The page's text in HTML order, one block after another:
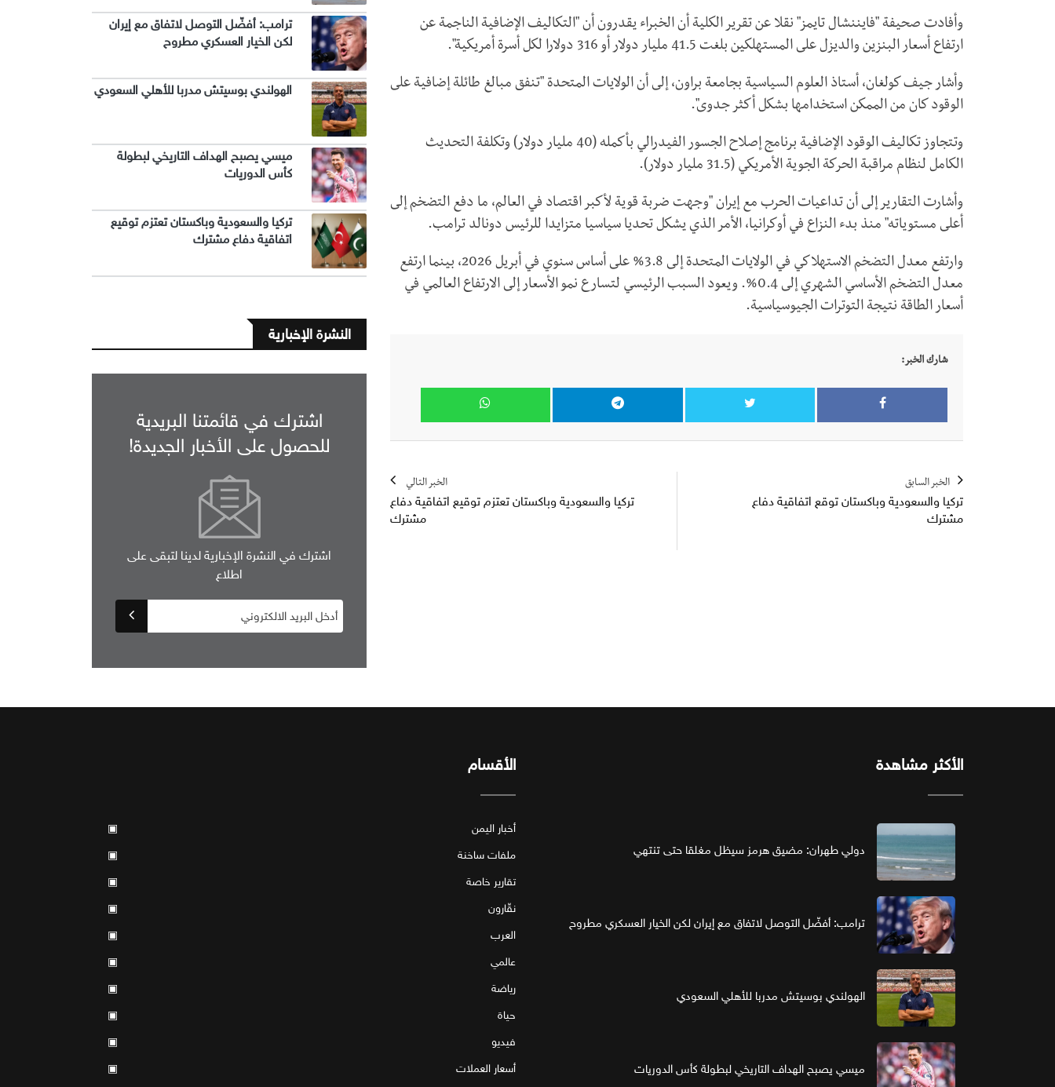
وأفادت صحيفة "فايننشال تايمز" نقلا عن تقرير الكلية أن الخبراء يقدرون أن "التكاليف الإضافية الناجمة عن
ارتفاع أسعار البنزين والديزل على المستهلكين بلغت 41.5 مليار دولار أو 316 دولارا لكل أسرة أمريكية".
وأشار جيف كولغان، أستاذ العلوم السياسية بجامعة براون، إلى أن الولايات المتحدة "تنفق مبالغ طائلة إضافية على
الوقود كان من الممكن استخدامها بشكل أكثر جدوى".
وتتجاوز تكاليف الوقود الإضافية برنامج إصلاح الجسور الفيدرالي بأكمله (40 مليار دولار) وتكلفة التحديث
الكامل لنظام مراقبة الحركة الجوية الأمريكي (31.5 مليار دولار).
وأشارت التقارير إلى أن تداعيات الحرب مع إيران "وجهت ضربة قوية لأكبر اقتصاد في العالم، ما دفع التضخم إلى
أعلى مستوياته" منذ بدء النزاع في أوكرانيا، الأمر الذي يشكل تحديا سياسيا متزايدا للرئيس دونالد ترامب.
وارتفع معدل التضخم الاستهلاكي في الولايات المتحدة إلى 3.8% على أساس سنوي في أبريل 2026، بينما ارتفع
معدل التضخم الأساسي الشهري إلى 0.4%. ويعود السبب الرئيسي لتسارع نمو الأسعار إلى الارتفاع العالمي في
أسعار الطاقة نتيجة التوترات الجيوسياسية.
شارك الخبر:
الخبر السابق
تركيا والسعودية وباكستان توقع اتفاقية دفاع
مشترك
الخبر التالي
تركيا والسعودية وباكستان تعتزم توقيع اتفاقية دفاع
مشترك
ترامب: أفضّل التوصل لاتفاق مع إيران
لكن الخيار العسكري مطروح
الهولندي بوسيتش مدربا للأهلي السعودي
ميسي يصبح الهداف التاريخي لبطولة
كأس الدوريات
تركيا والسعودية وباكستان تعتزم توقيع
اتفاقية دفاع مشترك
النشرة الإخبارية
اشترك في قائمتنا البريدية
للحصول على الأخبار الجديدة!
اشترك في النشرة الإخبارية لدينا لتبقى على
اطلاع
الأكثر مشاهدة
دولي طهران: مضيق هرمز سيظل مغلقا حتى تنتهي
ترامب: أفضّل التوصل لاتفاق مع إيران لكن الخيار العسكري مطروح
الهولندي بوسيتش مدربا للأهلي السعودي
ميسي يصبح الهداف التاريخي لبطولة كأس الدوريات
الأقسام
أخبار اليمن
▣
ملفات ساخنة
▣
تقارير خاصة
▣
نقّارون
▣
العرب
▣
عالمي
▣
رياضة
▣
حياة
▣
فيديو
▣
أسعار العملات
▣